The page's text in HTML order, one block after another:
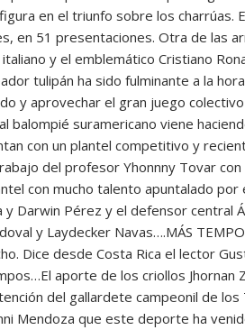
en el triunfo sobre los
en 51 presentaciones. Otra de las
y el emblemático Cristiano
tulipán ha sido fulminante a la
y aprovechar el gran juego
balompié suramericano viene
con un plantel competitivo y
del profesor Yhonnny Tovar
con mucho talento apuntalado
y Darwin Pérez y el defensor central
y Laydecker Navas….MÁS
Dice desde Costa Rica el lector
aporte de los criollos Jhornan
del gallardete campeonil de los
Mendoza que este deporte ha